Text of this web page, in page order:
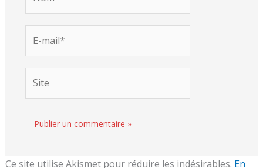
mail*
Ce site utilise Akismet pour réduire les indésirables. En